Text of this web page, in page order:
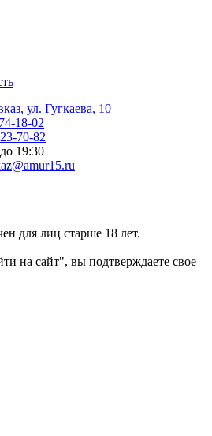
ул. Гугкаева, 10
18-02
70-82
19:30
для лиц старше 18 лет.
на сайт", вы подтверждаете свое